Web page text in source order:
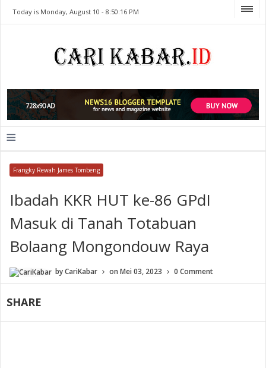
Today is Monday, August 10 -8:50:16 PM
≡
Frangky Rewah James Tombeng
Ibadah KKR HUT ke-86 GPdI
Masuk di Tanah Totabuan
Bolaang Mongondouw Raya
byCariKabar onMei 03, 2023 0 Comment
SHARE